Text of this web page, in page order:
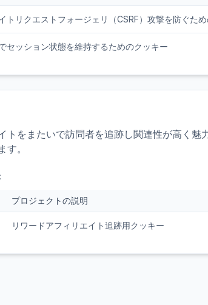
トリクエストフォージェリ（CSRF）攻撃を防ぐた
セッション状態を維持するためのクッキー
トをまたいで訪問者を追跡し関連性が高く魅
。
プロジェクトの説明
リワードアフィリエイト追跡用クッキー